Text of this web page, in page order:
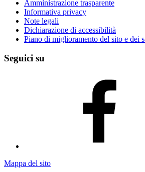
Amministrazione trasparente
Informativa privacy
Note legali
Dichiarazione di accessibilità
Piano di miglioramento del sito e dei
Seguici su
Mappa del sito